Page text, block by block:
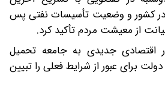
کشور و وضعیت تأسیسات نفتی پس
از معیشت مردم تأکید کرد.
اقتصادی جدیدی به جامعه تحمیل
برای عبور از شرایط فعلی را تبیین